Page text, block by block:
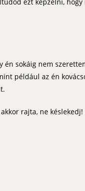
én sokáig nem
például az én
rajta, ne késlekedj!